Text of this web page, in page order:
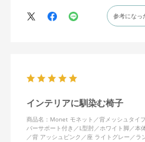
いますが、ややキャスターがよく動
か。
参考になっ
インテリアに馴染む椅子
商品名：Monet モネット／背メッシュタイ
バーサポート付き／L型肘／ホワイト脚／本
／背 アッシュピンク／座 ライトグレー／ラ